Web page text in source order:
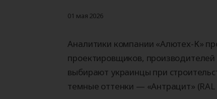
Калькулятор продукции
АЛЮТЕХ
Калькулятор продукции
АЛЮТЕХ
Рольставни на балкон
Калькулятор продукции
АЛЮТЕХ
Калькулятор продукции
АЛЮТЕХ
01 мая 2026
Аналитики компании «Алютех-К»
проектировщиков,
выбирают украинцы при
темные оттенки — «Антрацит» (RAL